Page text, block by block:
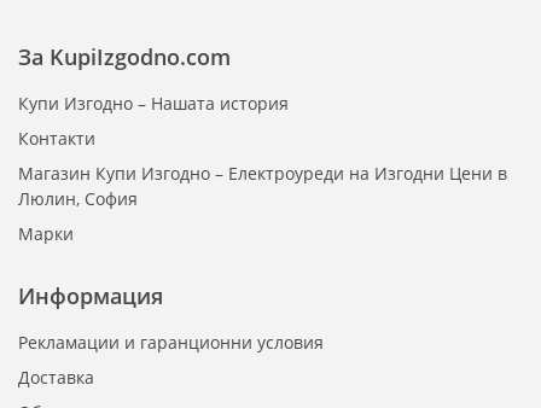
Информация
Рекламации и гаранционни условия
Доставка
За KupiIzgodno.com
Купи Изгодно – Нашата история
Контакти
Магазин Купи Изгодно – Електроуреди на Изгодни Цени в
Люлин, София
Марки